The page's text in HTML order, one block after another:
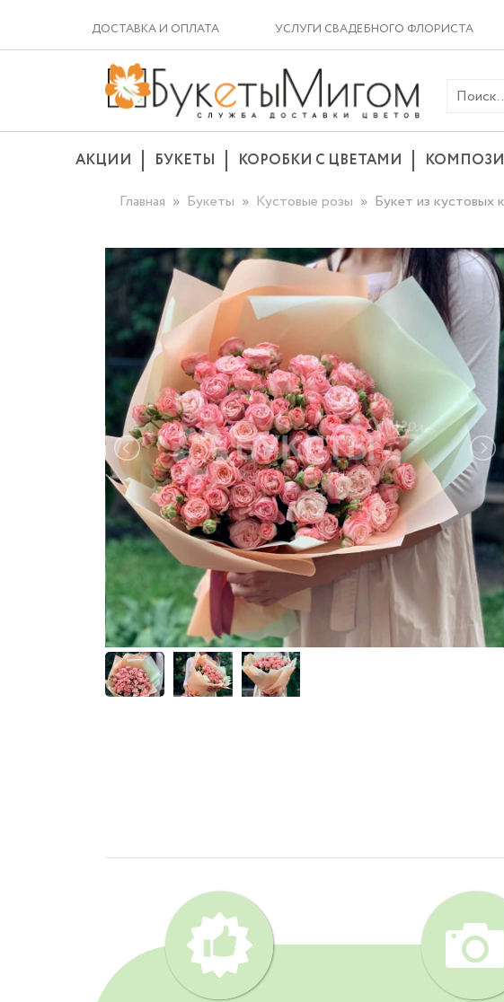
ДОСТАВКА И ОПЛАТА УСЛУГИ СВАДЕБНОГО ФЛОРИСТА
АКЦИИ БУКЕТЫ КОРОБКИ С ЦВЕТАМИ
Главная
Букеты Кустовые розы Букет из кустовых